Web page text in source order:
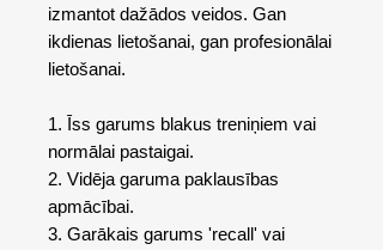
izmantot dažādos veidos. Gan
ikdienas lietošanai, gan profesionālai
lietošanai.
1. Īss garums blakus treniņiem vai
normālai pastaigai.
2. Vidēja garuma paklausības
apmācībai.
3. Garākais garums 'recall' vai